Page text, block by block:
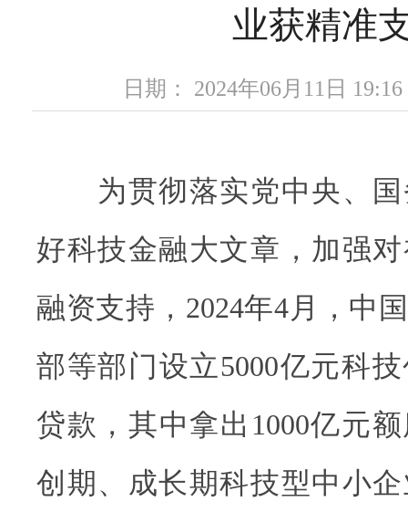
业获精准
日期： 2024年06月11日
为贯彻落实党中央、国
好科技金融大文章，加强
融资支持，2024年4月，中
部等部门设立5000亿元科
贷款，其中拿出1000亿元
创期、成长期科技型中小